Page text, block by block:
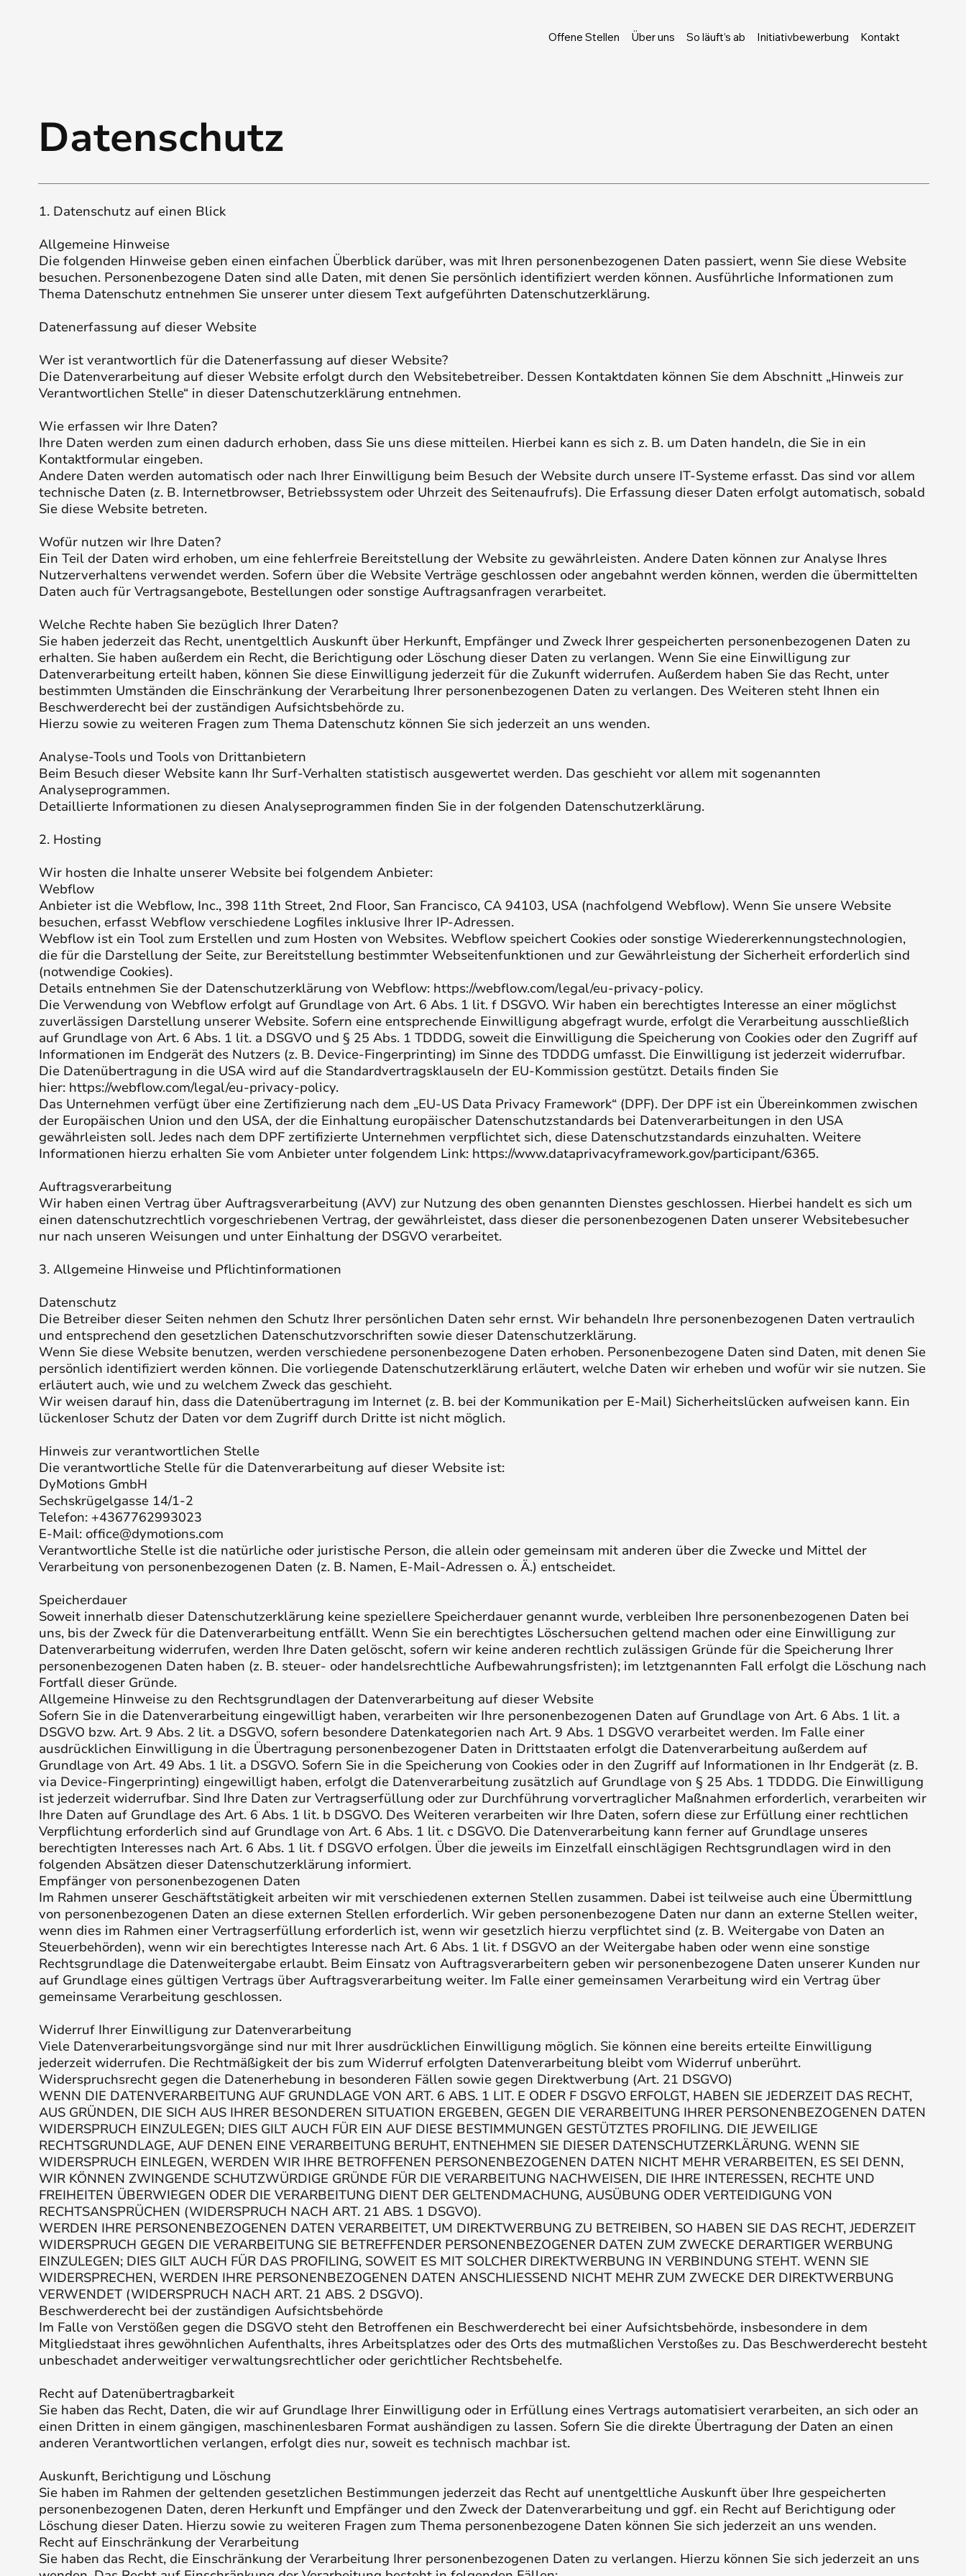
Offene Stellen Über uns So läuft’s ab Initiativbewerbung Kontakt
Datenschutz
1. Datenschutz auf einen Blick
Allgemeine Hinweise
Die folgenden Hinweise geben einen einfachen Überblick darüber, was mit Ihren personenbezogenen Daten passiert, wenn Sie diese Website
besuchen. Personenbezogene Daten sind alle Daten, mit denen Sie persönlich identifiziert werden können. Ausführliche Informationen zum
Thema Datenschutz entnehmen Sie unserer unter diesem Text aufgeführten Datenschutzerklärung.
Datenerfassung auf dieser Website
Wer ist verantwortlich für die Datenerfassung auf dieser Website?
Die Datenverarbeitung auf dieser Website erfolgt durch den Websitebetreiber. Dessen Kontaktdaten können Sie dem Abschnitt „Hinweis zur
Verantwortlichen Stelle“ in dieser Datenschutzerklärung entnehmen.
Wie erfassen wir Ihre Daten?
Ihre Daten werden zum einen dadurch erhoben, dass Sie uns diese mitteilen. Hierbei kann es sich z. B. um Daten handeln, die Sie in ein
Kontaktformular eingeben.
Andere Daten werden automatisch oder nach Ihrer Einwilligung beim Besuch der Website durch unsere IT-Systeme erfasst. Das sind vor allem
technische Daten (z. B. Internetbrowser, Betriebssystem oder Uhrzeit des Seitenaufrufs). Die Erfassung dieser Daten erfolgt automatisch, sobald
Sie diese Website betreten.
Wofür nutzen wir Ihre Daten?
Ein Teil der Daten wird erhoben, um eine fehlerfreie Bereitstellung der Website zu gewährleisten. Andere Daten können zur Analyse Ihres
Nutzerverhaltens verwendet werden. Sofern über die Website Verträge geschlossen oder angebahnt werden können, werden die übermittelten
Daten auch für Vertragsangebote, Bestellungen oder sonstige Auftragsanfragen verarbeitet.
Welche Rechte haben Sie bezüglich Ihrer Daten?
Sie haben jederzeit das Recht, unentgeltlich Auskunft über Herkunft, Empfänger und Zweck Ihrer gespeicherten personenbezogenen Daten zu
erhalten. Sie haben außerdem ein Recht, die Berichtigung oder Löschung dieser Daten zu verlangen. Wenn Sie eine Einwilligung zur
Datenverarbeitung erteilt haben, können Sie diese Einwilligung jederzeit für die Zukunft widerrufen. Außerdem haben Sie das Recht, unter
bestimmten Umständen die Einschränkung der Verarbeitung Ihrer personenbezogenen Daten zu verlangen. Des Weiteren steht Ihnen ein
Beschwerderecht bei der zuständigen Aufsichtsbehörde zu.
Hierzu sowie zu weiteren Fragen zum Thema Datenschutz können Sie sich jederzeit an uns wenden.
Analyse-Tools und Tools von Dritt­anbietern
Beim Besuch dieser Website kann Ihr Surf-Verhalten statistisch ausgewertet werden. Das geschieht vor allem mit sogenannten
Analyseprogrammen.
Detaillierte Informationen zu diesen Analyseprogrammen finden Sie in der folgenden Datenschutzerklärung.
2. Hosting
Wir hosten die Inhalte unserer Website bei folgendem Anbieter:
Webflow
Anbieter ist die Webflow, Inc., 398 11th Street, 2nd Floor, San Francisco, CA 94103, USA (nachfolgend Webflow). Wenn Sie unsere Website
besuchen, erfasst Webflow verschiedene Logfiles inklusive Ihrer IP-Adressen.
Webflow ist ein Tool zum Erstellen und zum Hosten von Websites. Webflow speichert Cookies oder sonstige Wiedererkennungstechnologien,
die für die Darstellung der Seite, zur Bereitstellung bestimmter Webseitenfunktionen und zur Gewährleistung der Sicherheit erforderlich sind
(notwendige Cookies).
Details entnehmen Sie der Datenschutzerklärung von Webflow: https://webflow.com/legal/eu-privacy-policy.
Die Verwendung von Webflow erfolgt auf Grundlage von Art. 6 Abs. 1 lit. f DSGVO. Wir haben ein berechtigtes Interesse an einer möglichst
zuverlässigen Darstellung unserer Website. Sofern eine entsprechende Einwilligung abgefragt wurde, erfolgt die Verarbeitung ausschließlich
auf Grundlage von Art. 6 Abs. 1 lit. a DSGVO und § 25 Abs. 1 TDDDG, soweit die Einwilligung die Speicherung von Cookies oder den Zugriff auf
Informationen im Endgerät des Nutzers (z. B. Device-Fingerprinting) im Sinne des TDDDG umfasst. Die Einwilligung ist jederzeit widerrufbar.
Die Datenübertragung in die USA wird auf die Standardvertragsklauseln der EU-Kommission gestützt. Details finden Sie
hier: https://webflow.com/legal/eu-privacy-policy.
Das Unternehmen verfügt über eine Zertifizierung nach dem „EU-US Data Privacy Framework“ (DPF). Der DPF ist ein Übereinkommen zwischen
der Europäischen Union und den USA, der die Einhaltung europäischer Datenschutzstandards bei Datenverarbeitungen in den USA
gewährleisten soll. Jedes nach dem DPF zertifizierte Unternehmen verpflichtet sich, diese Datenschutzstandards einzuhalten. Weitere
Informationen hierzu erhalten Sie vom Anbieter unter folgendem Link: https://www.dataprivacyframework.gov/participant/6365.
Auftragsverarbeitung
Wir haben einen Vertrag über Auftragsverarbeitung (AVV) zur Nutzung des oben genannten Dienstes geschlossen. Hierbei handelt es sich um
einen datenschutzrechtlich vorgeschriebenen Vertrag, der gewährleistet, dass dieser die personenbezogenen Daten unserer Websitebesucher
nur nach unseren Weisungen und unter Einhaltung der DSGVO verarbeitet.
3. Allgemeine Hinweise und Pflicht­informationen
Datenschutz
Die Betreiber dieser Seiten nehmen den Schutz Ihrer persönlichen Daten sehr ernst. Wir behandeln Ihre personenbezogenen Daten vertraulich
und entsprechend den gesetzlichen Datenschutzvorschriften sowie dieser Datenschutzerklärung.
Wenn Sie diese Website benutzen, werden verschiedene personenbezogene Daten erhoben. Personenbezogene Daten sind Daten, mit denen Sie
persönlich identifiziert werden können. Die vorliegende Datenschutzerklärung erläutert, welche Daten wir erheben und wofür wir sie nutzen. Sie
erläutert auch, wie und zu welchem Zweck das geschieht.
Wir weisen darauf hin, dass die Datenübertragung im Internet (z. B. bei der Kommunikation per E-Mail) Sicherheitslücken aufweisen kann. Ein
lückenloser Schutz der Daten vor dem Zugriff durch Dritte ist nicht möglich.
Hinweis zur verantwortlichen Stelle
Die verantwortliche Stelle für die Datenverarbeitung auf dieser Website ist:
DyMotions GmbH
Sechskrügelgasse 14/1-2
Telefon: +4367762993023
E-Mail: office@dymotions.com
Verantwortliche Stelle ist die natürliche oder juristische Person, die allein oder gemeinsam mit anderen über die Zwecke und Mittel der
Verarbeitung von personenbezogenen Daten (z. B. Namen, E-Mail-Adressen o. Ä.) entscheidet.
Speicherdauer
Soweit innerhalb dieser Datenschutzerklärung keine speziellere Speicherdauer genannt wurde, verbleiben Ihre personenbezogenen Daten bei
uns, bis der Zweck für die Datenverarbeitung entfällt. Wenn Sie ein berechtigtes Löschersuchen geltend machen oder eine Einwilligung zur
Datenverarbeitung widerrufen, werden Ihre Daten gelöscht, sofern wir keine anderen rechtlich zulässigen Gründe für die Speicherung Ihrer
personenbezogenen Daten haben (z. B. steuer- oder handelsrechtliche Aufbewahrungsfristen); im letztgenannten Fall erfolgt die Löschung nach
Fortfall dieser Gründe.
Allgemeine Hinweise zu den Rechtsgrundlagen der Datenverarbeitung auf dieser Website
Sofern Sie in die Datenverarbeitung eingewilligt haben, verarbeiten wir Ihre personenbezogenen Daten auf Grundlage von Art. 6 Abs. 1 lit. a
DSGVO bzw. Art. 9 Abs. 2 lit. a DSGVO, sofern besondere Datenkategorien nach Art. 9 Abs. 1 DSGVO verarbeitet werden. Im Falle einer
ausdrücklichen Einwilligung in die Übertragung personenbezogener Daten in Drittstaaten erfolgt die Datenverarbeitung außerdem auf
Grundlage von Art. 49 Abs. 1 lit. a DSGVO. Sofern Sie in die Speicherung von Cookies oder in den Zugriff auf Informationen in Ihr Endgerät (z. B.
via Device-Fingerprinting) eingewilligt haben, erfolgt die Datenverarbeitung zusätzlich auf Grundlage von § 25 Abs. 1 TDDDG. Die Einwilligung
ist jederzeit widerrufbar. Sind Ihre Daten zur Vertragserfüllung oder zur Durchführung vorvertraglicher Maßnahmen erforderlich, verarbeiten wir
Ihre Daten auf Grundlage des Art. 6 Abs. 1 lit. b DSGVO. Des Weiteren verarbeiten wir Ihre Daten, sofern diese zur Erfüllung einer rechtlichen
Verpflichtung erforderlich sind auf Grundlage von Art. 6 Abs. 1 lit. c DSGVO. Die Datenverarbeitung kann ferner auf Grundlage unseres
berechtigten Interesses nach Art. 6 Abs. 1 lit. f DSGVO erfolgen. Über die jeweils im Einzelfall einschlägigen Rechtsgrundlagen wird in den
folgenden Absätzen dieser Datenschutzerklärung informiert.
Empfänger von personenbezogenen Daten
Im Rahmen unserer Geschäftstätigkeit arbeiten wir mit verschiedenen externen Stellen zusammen. Dabei ist teilweise auch eine Übermittlung
von personenbezogenen Daten an diese externen Stellen erforderlich. Wir geben personenbezogene Daten nur dann an externe Stellen weiter,
wenn dies im Rahmen einer Vertragserfüllung erforderlich ist, wenn wir gesetzlich hierzu verpflichtet sind (z. B. Weitergabe von Daten an
Steuerbehörden), wenn wir ein berechtigtes Interesse nach Art. 6 Abs. 1 lit. f DSGVO an der Weitergabe haben oder wenn eine sonstige
Rechtsgrundlage die Datenweitergabe erlaubt. Beim Einsatz von Auftragsverarbeitern geben wir personenbezogene Daten unserer Kunden nur
auf Grundlage eines gültigen Vertrags über Auftragsverarbeitung weiter. Im Falle einer gemeinsamen Verarbeitung wird ein Vertrag über
gemeinsame Verarbeitung geschlossen.
Widerruf Ihrer Einwilligung zur Datenverarbeitung
Viele Datenverarbeitungsvorgänge sind nur mit Ihrer ausdrücklichen Einwilligung möglich. Sie können eine bereits erteilte Einwilligung
jederzeit widerrufen. Die Rechtmäßigkeit der bis zum Widerruf erfolgten Datenverarbeitung bleibt vom Widerruf unberührt.
Widerspruchsrecht gegen die Datenerhebung in besonderen Fällen sowie gegen Direktwerbung (Art. 21 DSGVO)
WENN DIE DATENVERARBEITUNG AUF GRUNDLAGE VON ART. 6 ABS. 1 LIT. E ODER F DSGVO ERFOLGT, HABEN SIE JEDERZEIT DAS RECHT,
AUS GRÜNDEN, DIE SICH AUS IHRER BESONDEREN SITUATION ERGEBEN, GEGEN DIE VERARBEITUNG IHRER PERSONENBEZOGENEN DATEN
WIDERSPRUCH EINZULEGEN; DIES GILT AUCH FÜR EIN AUF DIESE BESTIMMUNGEN GESTÜTZTES PROFILING. DIE JEWEILIGE
RECHTSGRUNDLAGE, AUF DENEN EINE VERARBEITUNG BERUHT, ENTNEHMEN SIE DIESER DATENSCHUTZERKLÄRUNG. WENN SIE
WIDERSPRUCH EINLEGEN, WERDEN WIR IHRE BETROFFENEN PERSONENBEZOGENEN DATEN NICHT MEHR VERARBEITEN, ES SEI DENN,
WIR KÖNNEN ZWINGENDE SCHUTZWÜRDIGE GRÜNDE FÜR DIE VERARBEITUNG NACHWEISEN, DIE IHRE INTERESSEN, RECHTE UND
FREIHEITEN ÜBERWIEGEN ODER DIE VERARBEITUNG DIENT DER GELTENDMACHUNG, AUSÜBUNG ODER VERTEIDIGUNG VON
RECHTSANSPRÜCHEN (WIDERSPRUCH NACH ART. 21 ABS. 1 DSGVO).
WERDEN IHRE PERSONENBEZOGENEN DATEN VERARBEITET, UM DIREKTWERBUNG ZU BETREIBEN, SO HABEN SIE DAS RECHT, JEDERZEIT
WIDERSPRUCH GEGEN DIE VERARBEITUNG SIE BETREFFENDER PERSONENBEZOGENER DATEN ZUM ZWECKE DERARTIGER WERBUNG
EINZULEGEN; DIES GILT AUCH FÜR DAS PROFILING, SOWEIT ES MIT SOLCHER DIREKTWERBUNG IN VERBINDUNG STEHT. WENN SIE
WIDERSPRECHEN, WERDEN IHRE PERSONENBEZOGENEN DATEN ANSCHLIESSEND NICHT MEHR ZUM ZWECKE DER DIREKTWERBUNG
VERWENDET (WIDERSPRUCH NACH ART. 21 ABS. 2 DSGVO).
Beschwerde­recht bei der zuständigen Aufsichts­behörde
Im Falle von Verstößen gegen die DSGVO steht den Betroffenen ein Beschwerderecht bei einer Aufsichtsbehörde, insbesondere in dem
Mitgliedstaat ihres gewöhnlichen Aufenthalts, ihres Arbeitsplatzes oder des Orts des mutmaßlichen Verstoßes zu. Das Beschwerderecht besteht
unbeschadet anderweitiger verwaltungsrechtlicher oder gerichtlicher Rechtsbehelfe.
Recht auf Daten­übertrag­barkeit
Sie haben das Recht, Daten, die wir auf Grundlage Ihrer Einwilligung oder in Erfüllung eines Vertrags automatisiert verarbeiten, an sich oder an
einen Dritten in einem gängigen, maschinenlesbaren Format aushändigen zu lassen. Sofern Sie die direkte Übertragung der Daten an einen
anderen Verantwortlichen verlangen, erfolgt dies nur, soweit es technisch machbar ist.
Auskunft, Berichtigung und Löschung
Sie haben im Rahmen der geltenden gesetzlichen Bestimmungen jederzeit das Recht auf unentgeltliche Auskunft über Ihre gespeicherten
personenbezogenen Daten, deren Herkunft und Empfänger und den Zweck der Datenverarbeitung und ggf. ein Recht auf Berichtigung oder
Löschung dieser Daten. Hierzu sowie zu weiteren Fragen zum Thema personenbezogene Daten können Sie sich jederzeit an uns wenden.
Recht auf Einschränkung der Verarbeitung
Sie haben das Recht, die Einschränkung der Verarbeitung Ihrer personenbezogenen Daten zu verlangen. Hierzu können Sie sich jederzeit an uns